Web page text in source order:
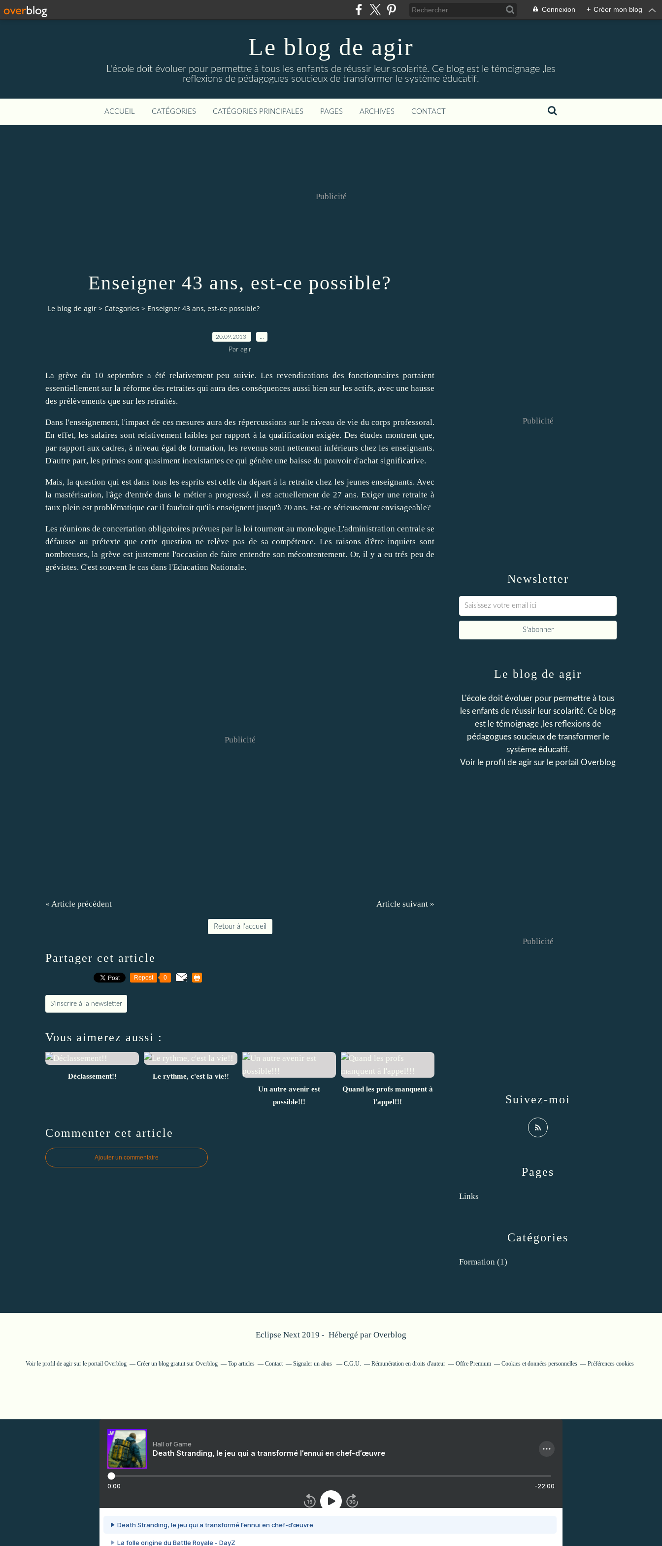
Connexion + Créer mon blog
Le blog de agir
L'école doit évoluer pour permettre à tous les enfants de réussir leur scolarité. Ce blog est le témoignage ,les
reflexions de pédagogues soucieux de transformer le système éducatif.
ACCUEIL CATÉGORIES CATÉGORIES PRINCIPALES PAGES ARCHIVES CONTACT
Publicité
Enseigner 43 ans, est-ce possible?
Le blog de agir > Categories > Enseigner 43 ans, est-ce possible?
20.09.2013
Par agir
La grève du 10 septembre a été relativement peu suivie. Les revendications des fonctionnaires portaient
essentiellement sur la réforme des retraites qui aura des conséquences aussi bien sur les actifs, avec une hausse
des prélèvements que sur les retraités.
Dans l'enseignement, l'impact de ces mesures aura des répercussions sur le niveau de vie du corps professoral.
En effet, les salaires sont relativement faibles par rapport à la qualification exigée. Des études montrent que,
par rapport aux cadres, à niveau égal de formation, les revenus sont nettement inférieurs chez les enseignants.
D'autre part, les primes sont quasiment inexistantes ce qui génère une baisse du pouvoir d'achat significative.
Mais, la question qui est dans tous les esprits est celle du départ à la retraite chez les jeunes enseignants. Avec
la mastérisation, l'âge d'entrée dans le métier a progressé, il est actuellement de 27 ans. Exiger une retraite à
taux plein est problématique car il faudrait qu'ils enseignent jusqu'à 70 ans. Est-ce sérieusement envisageable?
Les réunions de concertation obligatoires prévues par la loi tournent au monologue.L'administration centrale se
défausse au prétexte que cette question ne relève pas de sa compétence. Les raisons d'être inquiets sont
nombreuses, la grève est justement l'occasion de faire entendre son mécontentement. Or, il y a eu trés peu de
grévistes. C'est souvent le cas dans l'Education Nationale.
Publicité
« Article précédent Article suivant »
Retour à l'accueil
Partager cet article
Repost 0
S'inscrire à la newsletter
Vous aimerez aussi :
Déclassement!!
Le rythme, c'est la vie!!
Un autre avenir est
possible!!!
Quand les profs manquent à
l'appel!!!
Commenter cet article
Ajouter un commentaire
Newsletter
Publicité
Catégories
Formation (1)
Pages
Links
Le blog de agir
L'école doit évoluer pour permettre à tous
les enfants de réussir leur scolarité. Ce blog
est le témoignage ,les reflexions de
pédagogues soucieux de transformer le
système éducatif.
Voir le profil de agir sur le portail Overblog
Suivez-moi
Publicité
Eclipse Next 2019 - Hébergé par Overblog
Voir le profil de agirsur le portail Overblog Créer un blog gratuit sur Overblog Top articles Contact Signaler un abus C.G.U. Rémunération en droits d'auteur Offre Premium Cookies et données personnelles Préférences cookies
Hall of Game
Death Stranding, le jeu qui a transformé l’ennui en chef-d’œuvre
0:00 -22:00
Death Stranding, le jeu qui a transformé l’ennui en chef-d’œuvre
La folle origine du Battle Royale - DayZ